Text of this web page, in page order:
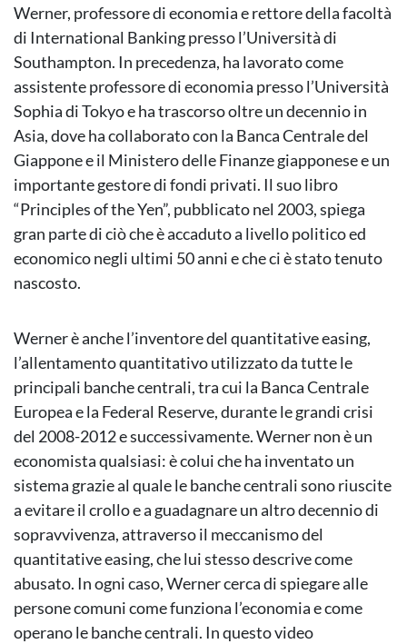
Werner, professore di economia e rettore della facoltà
di International Banking presso l’Università di
Southampton. In precedenza, ha lavorato come
assistente professore di economia presso l’Università
Sophia di Tokyo e ha trascorso oltre un decennio in
Asia, dove ha collaborato con la Banca Centrale del
Giappone e il Ministero delle Finanze giapponese e un
importante gestore di fondi privati. Il suo libro
“Principles of the Yen”, pubblicato nel 2003, spiega
gran parte di ciò che è accaduto a livello politico ed
economico negli ultimi 50 anni e che ci è stato tenuto
nascosto.
Werner è anche l’inventore del quantitative easing,
l’allentamento quantitativo utilizzato da tutte le
principali banche centrali, tra cui la Banca Centrale
Europea e la Federal Reserve, durante le grandi crisi
del 2008-2012 e successivamente. Werner non è un
economista qualsiasi: è colui che ha inventato un
sistema grazie al quale le banche centrali sono riuscite
a evitare il crollo e a guadagnare un altro decennio di
sopravvivenza, attraverso il meccanismo del
quantitative easing, che lui stesso descrive come
abusato. In ogni caso, Werner cerca di spiegare alle
persone comuni come funziona l’economia e come
operano le banche centrali. In questo video